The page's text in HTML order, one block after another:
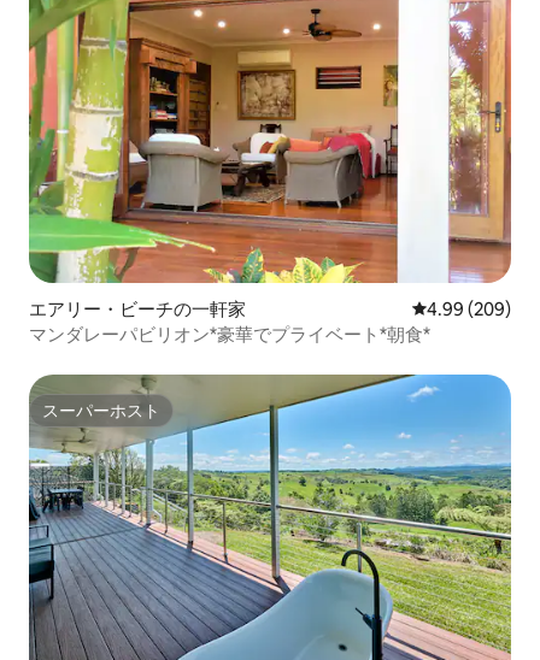
エアリー・ビーチの一軒家 レビュー209
4.99 (209)
マンダレーパビリオン*豪華でプライベート*朝食*
スーパーホスト
スーパーホスト